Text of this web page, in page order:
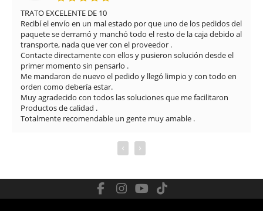
TRATO EXCELENTE DE 10
Recibí el envío en un mal estado por que uno de los pedidos del
paquete se derramó y manchó todo el resto de la caja debido al
transporte, nada que ver con el proveedor .
Contacte directamente con ellos y pusieron solución desde el
primer momento sin pensarlo .
Me mandaron de nuevo el pedido y llegó limpio y con todo en
orden como debería estar.
Muy agradecido con todos las soluciones que me facilitaron
Productos de calidad .
Totalmente recomendable un gente muy amable .
‹ ›